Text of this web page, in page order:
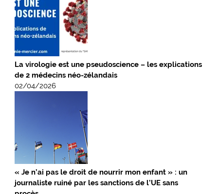
La virologie est une pseudoscience – les explications
de 2 médecins néo-zélandais
02/04/2026
« Je n’ai pas le droit de nourrir mon enfant » : un
journaliste ruiné par les sanctions de l’UE sans